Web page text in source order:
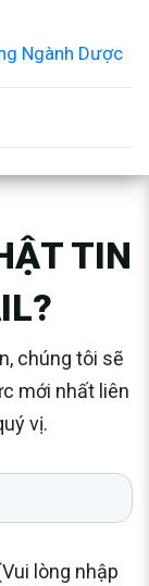
Ngành Dược
TIN
chúng tôi sẽ
mới nhất liên
vị.
lòng nhập